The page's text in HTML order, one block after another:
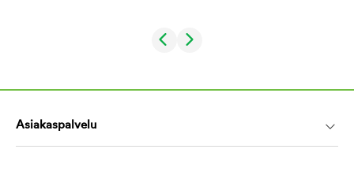
Asiakaspalvelu